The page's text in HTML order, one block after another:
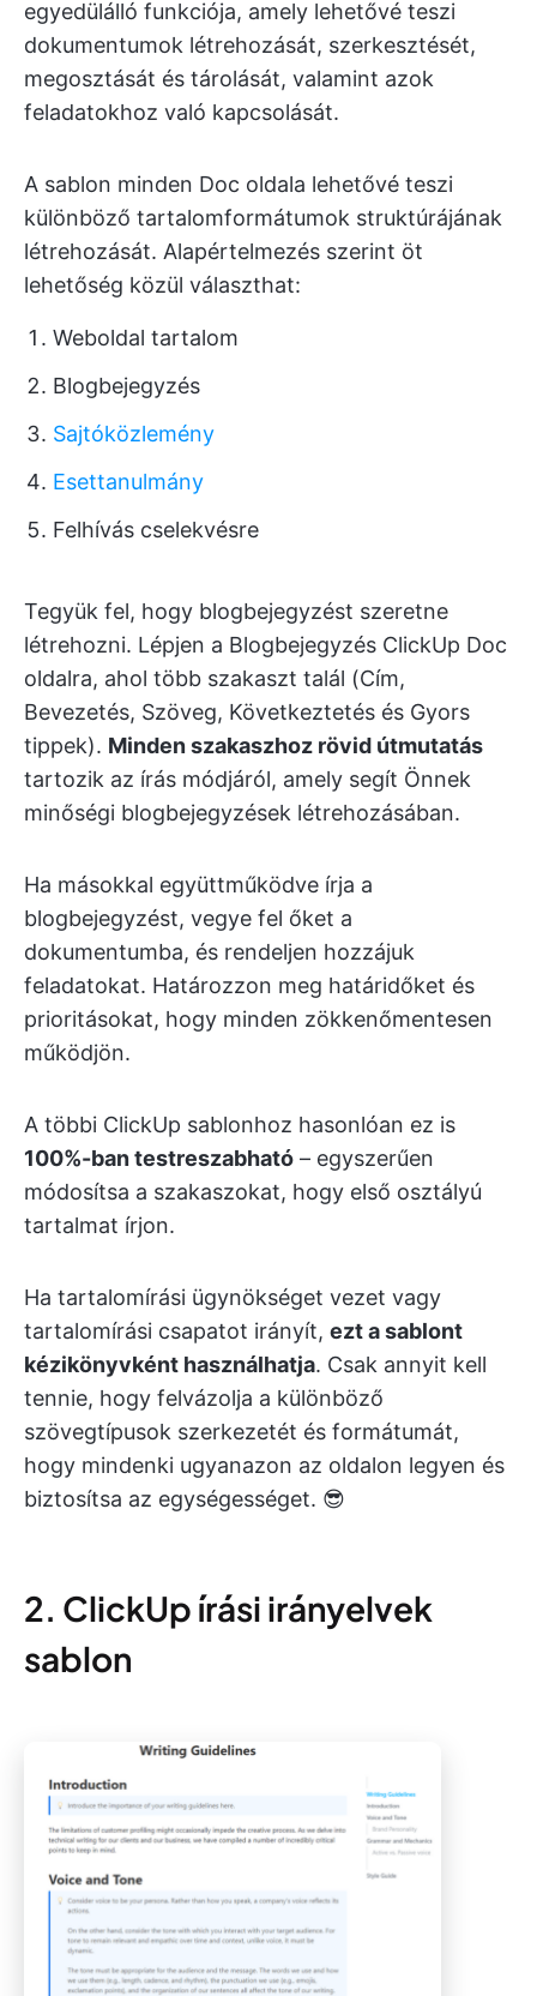
egyedülálló funkciója, amely lehetővé teszi
dokumentumok létrehozását, szerkesztését,
megosztását és tárolását, valamint azok
feladatokhoz való kapcsolását.
A sablon minden Doc oldala lehetővé teszi
különböző tartalomformátumok struktúrájának
létrehozását. Alapértelmezés szerint öt
lehetőség közül választhat:
Weboldal tartalom
Blogbejegyzés
Sajtóközlemény
Esettanulmány
Felhívás cselekvésre
Tegyük fel, hogy blogbejegyzést szeretne
létrehozni. Lépjen a Blogbejegyzés ClickUp Doc
oldalra, ahol több szakaszt talál (Cím,
Bevezetés, Szöveg, Következtetés és Gyors
tippek). Minden szakaszhoz rövid útmutatás
tartozik az írás módjáról, amely segít Önnek
minőségi blogbejegyzések létrehozásában.
Ha másokkal együttműködve írja a
blogbejegyzést, vegye fel őket a
dokumentumba, és rendeljen hozzájuk
feladatokat. Határozzon meg határidőket és
prioritásokat, hogy minden zökkenőmentesen
működjön.
A többi ClickUp sablonhoz hasonlóan ez is
100%-ban testreszabható – egyszerűen
módosítsa a szakaszokat, hogy első osztályú
tartalmat írjon.
Ha tartalomírási ügynökséget vezet vagy
tartalomírási csapatot irányít, ezt a sablont
kézikönyvként használhatja. Csak annyit kell
tennie, hogy felvázolja a különböző
szövegtípusok szerkezetét és formátumát,
hogy mindenki ugyanazon az oldalon legyen és
biztosítsa az egységességet. 😎
2. ClickUp írási irányelvek
sablon